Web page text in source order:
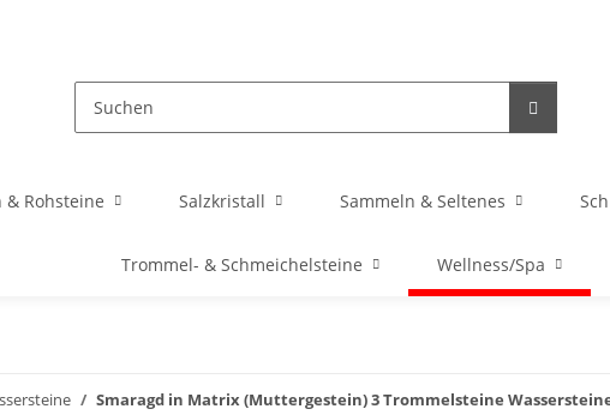
Rohsteine Salzkristall Sammeln & Seltenes
Trommel- & Schmeichelsteine Wellness/Spa
Smaragd in Matrix (Muttergestein) 3 Trommelsteine